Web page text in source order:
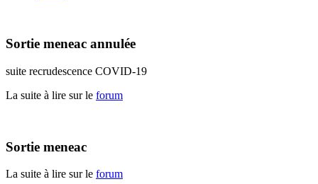
Sortie meneac annulée
suite recrudescence COVID-19
La suite à lire sur le forum
Sortie meneac
La suite à lire sur le forum